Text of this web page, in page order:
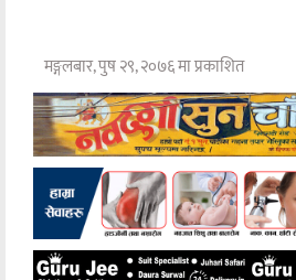
मङ्गलबार, पुष २९, २०७६ मा प्रकाशित